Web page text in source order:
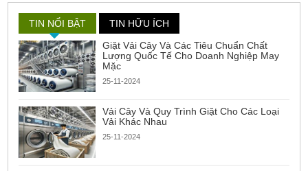
TIN NỔI BẬT
TIN HỮU ÍCH
Giặt Vải Cây Và Các Tiêu Chuẩn Chất
Lượng Quốc Tế Cho Doanh Nghiệp May
Mặc
25-11-2024
Vải Cây Và Quy Trình Giặt Cho Các Loại
Vải Khác Nhau
25-11-2024